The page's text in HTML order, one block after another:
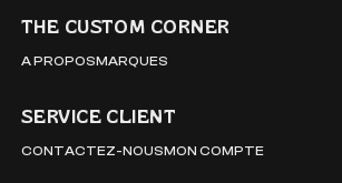
THE CUSTOM CORNER
A PROPOSMARQUES
SERVICE CLIENT
CONTACTEZ-NOUSMON COMPTE